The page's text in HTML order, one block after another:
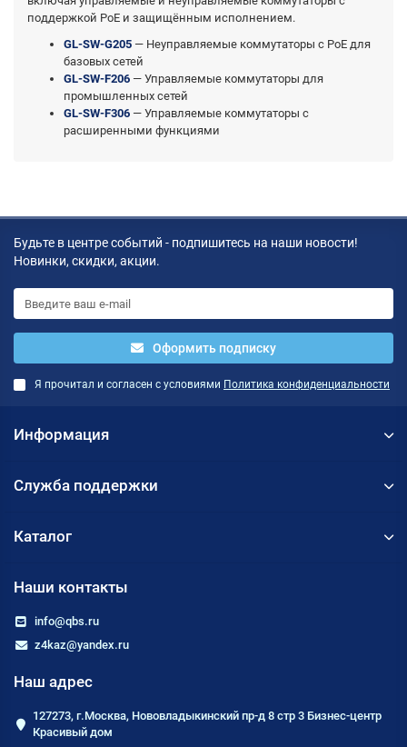
поддержкой PoE и защищённым исполнением.
GL-SW-G205 — Неуправляемые коммутаторы с PoE для
базовых сетей
GL-SW-F206 — Управляемые коммутаторы для
промышленных сетей
GL-SW-F306 — Управляемые коммутаторы с
расширенными функциями
Будьте в центре событий - подпишитесь на наши новости!
Новинки, скидки, акции.
Оформить подписку
Я прочитал и согласен с условиями Политика конфиденциальности
Информация
Служба поддержки
Каталог
Наши контакты
info@qbs.ru
z4kaz@yandex.ru
Наш адрес
127273, г.Москва, Нововладыкинский пр-д 8 стр 3 Бизнес-центр
Красивый дом